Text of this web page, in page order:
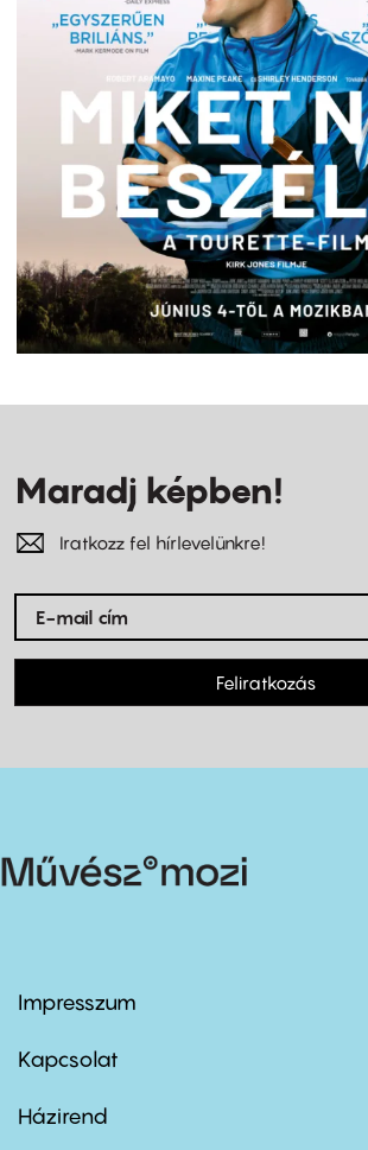
Maradj képben!
Iratkozz fel hírlevelünkre!
Feliratkozás
Footer
first
Impresszum
Kapcsolat
Footer
Házirend